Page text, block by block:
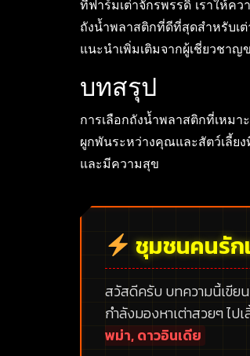
ที่ฟาร์มเต่าจักรพรรดิ เราให้ค
ถังน้ำพลาสติกที่ดีที่สุดสำหรับเต่
แนะนำเพิ่มเติมจากผู้เชี่ยวชาญ
บทสรุป
การเลือกถังน้ำพลาสติกที่เหม
ผูกพันระหว่างคุณและสัตว์เลี้ย
และมีความสุข
ชุมชนคนรัก
สวัสดีครับ บทความนี้เขีย
กำลังมองหาเต่าสวยๆ ไป
พม่า, ดาวอินเดีย